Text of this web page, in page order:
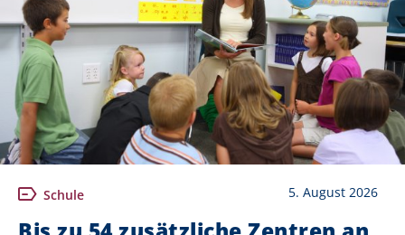
Schule 5. August 2026